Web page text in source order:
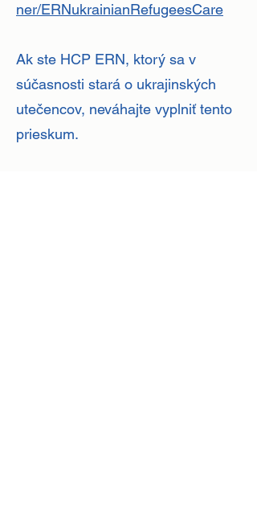
ner/ERNukrainianRefugeesCare
Ak ste HCP ERN, ktorý sa v
súčasnosti stará o ukrajinských
utečencov, neváhajte vyplniť tento
prieskum.